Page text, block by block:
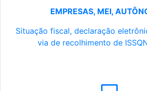
EMPRESAS, MEI,
Situação fiscal, declaração
via de recolhimento de